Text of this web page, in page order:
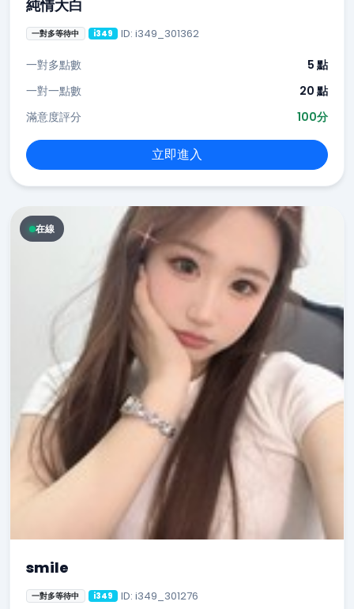
純情大白
一對多等待中 i349 ID: i349_301362
一對多點數
5 點
一對一點數
20 點
滿意度評分
100分
立即進入
在線
smile
一對多等待中 i349 ID: i349_301276